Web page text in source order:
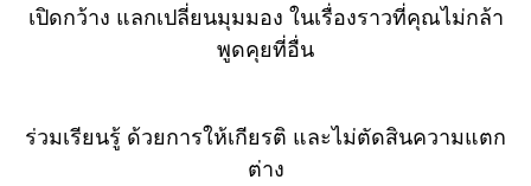
เปิดกว้าง แลกเปลี่ยนมุมมอง ในเรื่องราวที่คุณไม่กล้า
พูดคุยที่อื่น
ร่วมเรียนรู้ ด้วยการให้เกียรติ และไม่ตัดสินความแตก
ต่าง